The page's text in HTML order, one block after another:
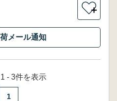
＋
メール通知
- 3件を表示
1